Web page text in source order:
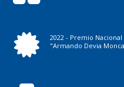
2022 - Premio
"Armando Devia